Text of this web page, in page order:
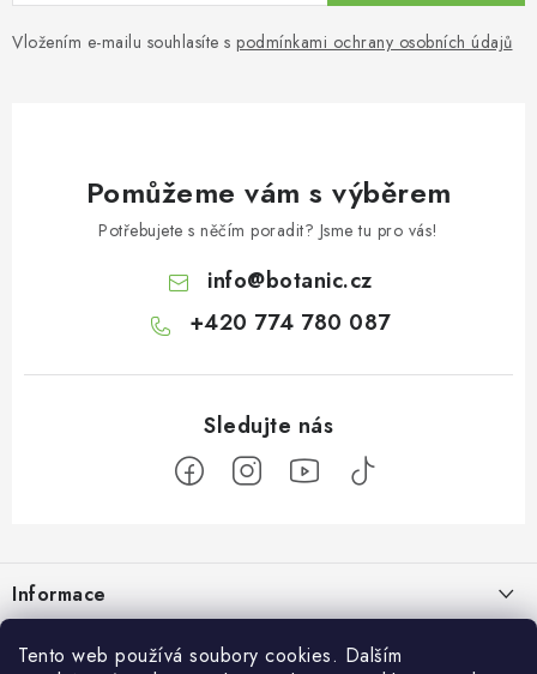
Tento web používá soubory cookies. Dalším
Vložením e-mailu souhlasíte s podmínkami ochrany osobních údajů
Pomůžeme vám s výběrem
Potřebujete s něčím poradit? Jsme tu pro vás!
info@botanic.cz
+420 774 780 087
p
a
Informace
Doprava a platba
Botanic